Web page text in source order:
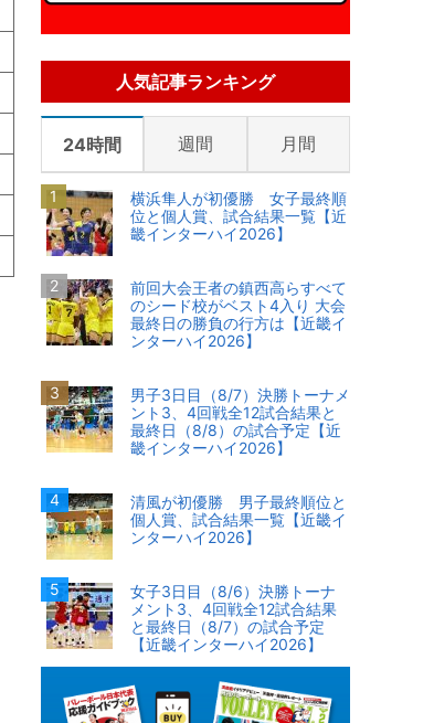
人気記事ランキング
24時間 週間 月間
横浜隼人が初優勝 女子最終順
位と個人賞、試合結果一覧【近
畿インターハイ2026】
前回大会王者の鎮西高らすべて
のシード校がベスト4入り 大会
最終日の勝負の行方は【近畿イ
ンターハイ2026】
男子3日目（8/7）決勝トーナメ
ント3、4回戦全12試合結果と
最終日（8/8）の試合予定【近
畿インターハイ2026】
清風が初優勝 男子最終順位と
個人賞、試合結果一覧【近畿イ
ンターハイ2026】
女子3日目（8/6）決勝トーナ
メント3、4回戦全12試合結果
と最終日（8/7）の試合予定
【近畿インターハイ2026】